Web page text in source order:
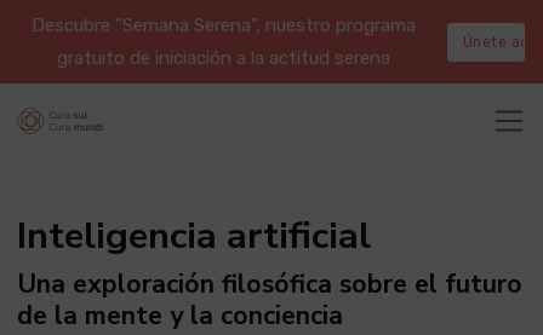
Descubre "Semana Serena", nuestro programa
gratuito de iniciación a la actitud serena
Únete aquí
Inteligencia artificial
Una exploración filosófica sobre el futuro
de la mente y la conciencia